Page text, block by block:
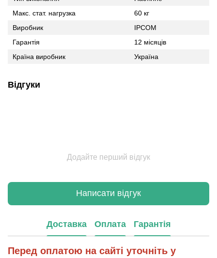
Макс. стат. нагрузка
60 кг
Виробник
IPCOM
Гарантія
12 місяців
Країна виробник
Україна
Відгуки
Додайте перший відгук
Написати відгук
Доставка Оплата Гарантія
Перед оплатою на сайті уточніть у